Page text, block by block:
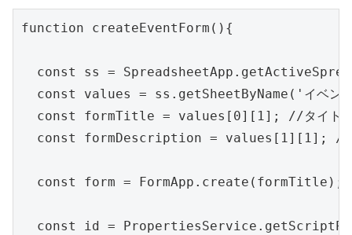
function createEventForm(){
const ss =
const values = ss.getSheetByName('イベン
const formTitle = values[0][1]; //タイト
const formDescription = values[1][1]; //
  const form = FormApp.create(formTitle);
const id =